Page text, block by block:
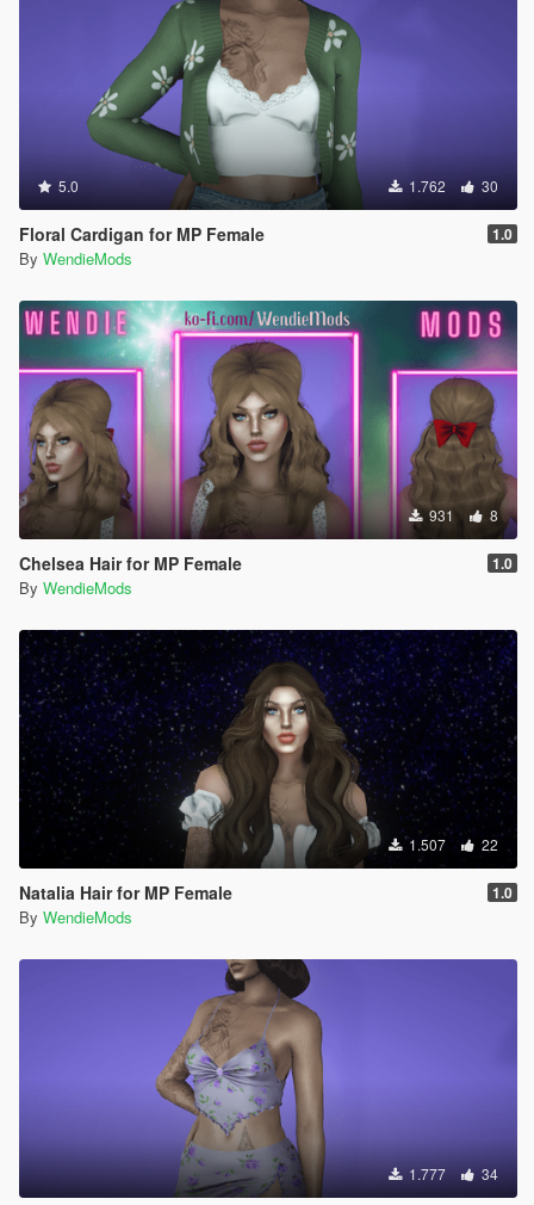
5.0 1.762 30
Floral Cardigan for MP Female 1.0
By WendieMods
931 8
Chelsea Hair for MP Female 1.0
By WendieMods
1.507 22
Natalia Hair for MP Female 1.0
By WendieMods
1.777 34